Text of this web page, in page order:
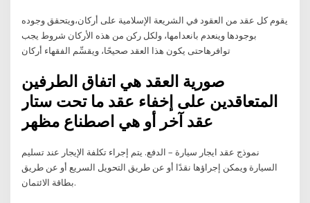
يقوم كل عقد من العقود في الشريعة الإسلامية على أركان،ويتحقق وجوده
بوجودها وينعدم بانعدامها، ولكل ركن من هذه الأركان شروط يجب
توافرهاحتى يكون هذا العقد صحيحًا، ويقسِّم الفقهاء أركان
صورية العقد هي اتفاق الطرفين
المتعاقدين على إخفاء عقد ما تحت ستار
عقد آخر أو هي اصطناع مظهر
نموذج عقد ايجار سيارة – الدفع. يتم إجراء تكلفة الإيجار عند تسليم
السيارة ويمكن إجراؤها نقدًا أو عن طريق التحويل السريع أو عن طريق
بطاقة الائتمان.